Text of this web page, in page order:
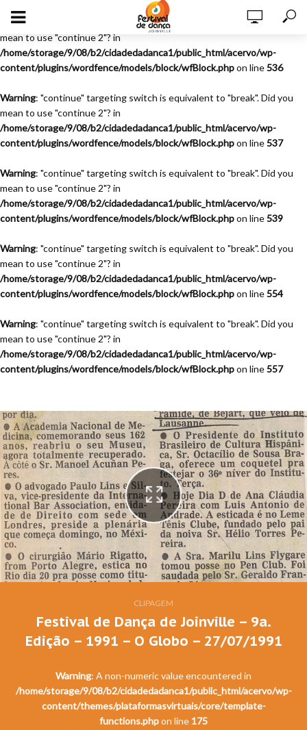
Warning
: "continue" targeting switch is equivalent to "break". Did you
mean to use "continue 2"? in
/home/storage/9/08/b2/cidadedadanca1/public_html/acervo/wp-
content/plugins/wordfence/models/block/wfBlock.phpon line536
Warning: "continue" targeting switch is equivalent to "break". Did you
mean to use "continue 2"? in
/home/storage/9/08/b2/cidadedadanca1/public_html/acervo/wp-
content/plugins/wordfence/models/block/wfBlock.phpon line537
Warning: "continue" targeting switch is equivalent to "break". Did you
mean to use "continue 2"? in
/home/storage/9/08/b2/cidadedadanca1/public_html/acervo/wp-
content/plugins/wordfence/models/block/wfBlock.phpon line539
Warning: "continue" targeting switch is equivalent to "break". Did you
mean to use "continue 2"? in
/home/storage/9/08/b2/cidadedadanca1/public_html/acervo/wp-
content/plugins/wordfence/models/block/wfBlock.phpon line554
Warning: "continue" targeting switch is equivalent to "break". Did you
mean to use "continue 2"? in
/home/storage/9/08/b2/cidadedadanca1/public_html/acervo/wp-
content/plugins/wordfence/models/block/wfBlock.phpon line557
Festival de Dança de Joinville - 9a. Edição - 1991
CLIPAGEM
Festival de Dança de Joinville – 9a.
Edição – 1991 – O Globo – 27/07/1991
Warning: A non-numeric value encountered in
/home/storage/9/08/b2/cidadedadanca1/public_html/acervo/wp-
content/themes/plataformasvirtuais/core/template-
functions.phpon line 175